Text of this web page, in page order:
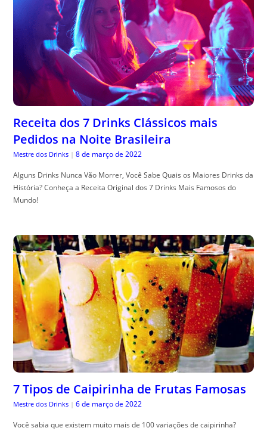
Receita dos 7 Drinks Clássicos mais
Pedidos na Noite Brasileira
Mestre dos Drinks | 8 de março de 2022
Alguns Drinks Nunca Vão Morrer, Você Sabe Quais os Maiores Drinks da
História? Conheça a Receita Original dos 7 Drinks Mais Famosos do
Mundo!
7 Tipos de Caipirinha de Frutas Famosas
Mestre dos Drinks | 6 de março de 2022
Você sabia que existem muito mais de 100 variações de caipirinha?